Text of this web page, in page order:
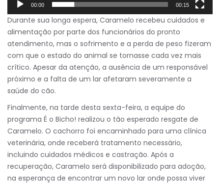
00:00 00:15
Durante sua longa espera, Caramelo recebeu cuidados e
alimentação por parte dos funcionários do pronto
atendimento, mas o sofrimento e a perda de peso fizeram
com que o estado do animal se tornasse cada vez mais
crítico. Apesar da atenção, a ausência de um responsável
próximo e a falta de um lar afetaram severamente a
saúde do cão.
Finalmente, na tarde desta sexta-feira, a equipe do
programa É o Bicho! realizou o tão esperado resgate de
Caramelo. O cachorro foi encaminhado para uma clínica
veterinária, onde receberá tratamento necessário,
incluindo cuidados médicos e castração. Após a
recuperação, Caramelo será disponibilizado para adoção,
na esperança de encontrar um novo lar onde possa viver